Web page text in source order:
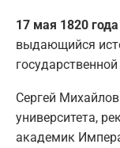
17 мая 1820
выдающийся
Сергей
университета,
академик